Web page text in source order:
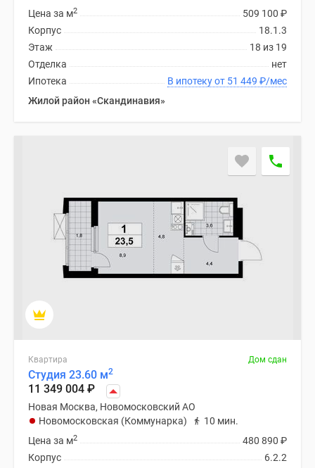
509 100 ₽
Цена за м2
18.1.3
Корпус
18 из 19
Этаж
нет
Отделка
В ипотеку от 51 449 ₽/мес
Ипотека
Жилой район «Скандинавия»
Квартира Дом сдан
Студия 23.60 м2
11 349 004 ₽
Новая Москва, Новомосковский АО
Новомосковская (Коммунарка)
10 мин.
480 890 ₽
Цена за м2
6.2.2
Корпус